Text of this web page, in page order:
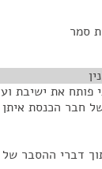
סמר
פותח את ישיבת
חבר הכנסת
דברי ההסבר